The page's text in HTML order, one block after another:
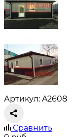
Артикул: A2608
Сравнить